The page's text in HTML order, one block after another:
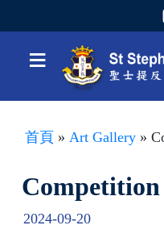
≡
首頁 » Art Gallery »
Competition
2024-09-20